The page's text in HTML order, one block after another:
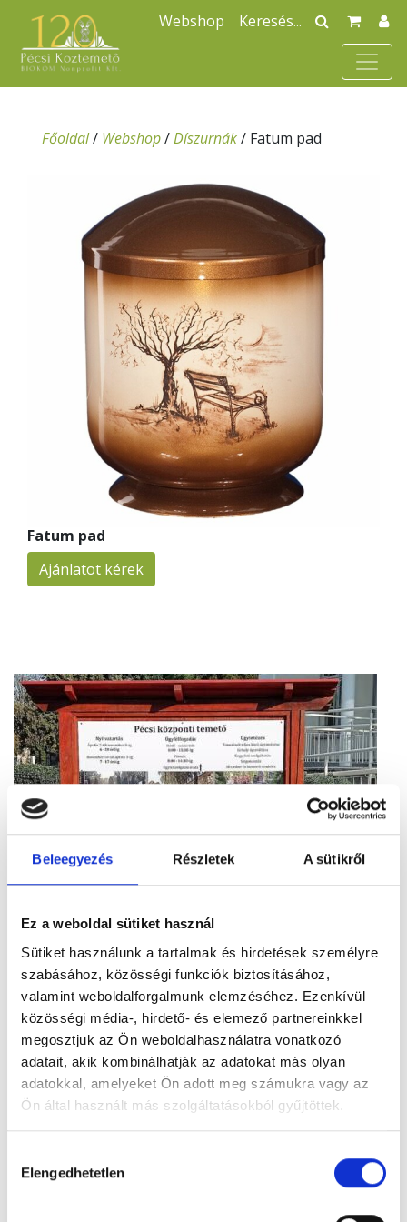
Beleegyezés Részletek A sütikről
Ez a weboldal sütiket használ
Sütiket használunk a tartalmak és hirdetések személyre
szabásához, közösségi funkciók biztosításához,
valamint weboldalforgalmunk elemzéséhez. Ezenkívül
közösségi média-, hirdető- és elemező partnereinkkel
megosztjuk az Ön weboldalhasználatra vonatkozó
adatait, akik kombinálhatják az adatokat más olyan
adatokkal, amelyeket Ön adott meg számukra vagy az
Ön által használt más szolgáltatásokból gyűjtöttek.
kiválasztása
Elengedhetetlen
Webshop
Főoldal/ Webshop/Díszurnák/ Fatum pad
Fatum pad
Ajánlatot kérek
Figyelem! Módosul a Pécsi Köztemető
A tartós hőhullám miatt bevezetett
takarékossági intézkedések részeként módosul
a Pécsi Köztemető ügyfélszolgálatának
nyitvatartása: 2026. augusztus 3–8. között,
hétfőtől szombatig 12 óráig várják az ügyfeleket.
Tovább